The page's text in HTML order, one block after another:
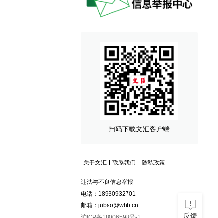
扫码下载文汇客户端
关于文汇 联系我们 隐私政策
违法与不良信息举报
电话：18930932701
邮箱：jubao@whb.cn
反馈